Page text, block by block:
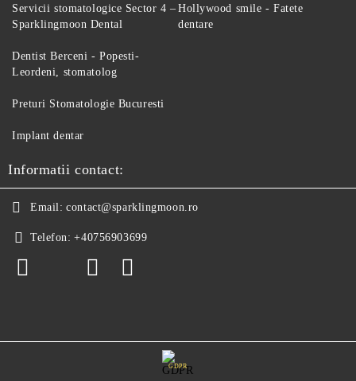
Servicii stomatologice Sector 4 –
Sparklingmoon Dental
Dentist Berceni - Popesti-
Leordeni, stomatolog
Hollywood smile - Fatete
dentare
Preturi Stomatologie Bucuresti
Implant dentar
Informatii contact:
Email: contact@sparklingmoon.ro
Telefon: +40756903699
GDPR